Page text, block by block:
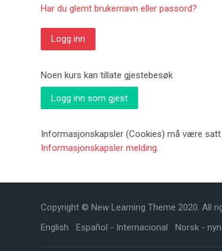
Har du glemt brukernavn eller passord?
Logg inn
Noen kurs kan tillate gjestebesøk
Logg inn som gjest
Informasjonskapsler (Cookies) må være satt
Informasjonskapsler melding.
Copyright © New Learning Theme 2020. All
English
Español - Internacional Norsk -